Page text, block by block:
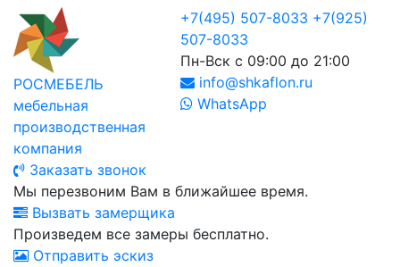
РОСМЕБЕЛЬ
мебельная
производственная
компания
+7(495) 507-8033 +7(925)
507-8033
Пн-Вск с 09:00 до 21:00
info@shkaflon.ru
WhatsApp
Заказать звонок
Мы перезвоним Вам в ближайшее время.
Вызвать замерщика
Произведем все замеры бесплатно.
Отправить эскиз